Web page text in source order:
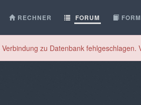
RECHNER FORUM
Verbindung zu Datenbank fehlgeschlagen.